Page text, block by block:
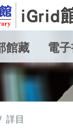
館藏 電
詳目